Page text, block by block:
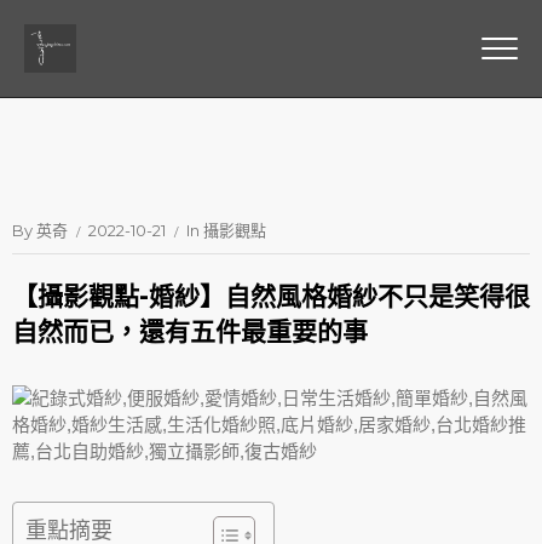
By英奇 2022-10-21 In 攝影觀點
【攝影觀點-婚紗】自然風格婚紗不只是笑得很
自然而已，還有五件最重要的事
重點摘要